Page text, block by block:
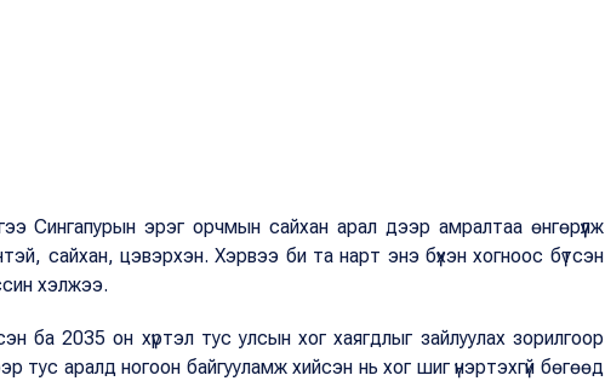
Сингапурын эрэг орчмын сайхан арал дээр амралтаа өнгөрүүлж
сайхан, цэвэрхэн. Хэрвээ би та нарт энэ бүхэн хогноос бүтсэн
хэлжээ.
ба 2035 он хүртэл тус улсын хог хаягдлыг зайлуулах зорилгоор
тус аралд ногоон байгууламж хийсэн нь хог шиг үнэртэхгүй бөгөөд